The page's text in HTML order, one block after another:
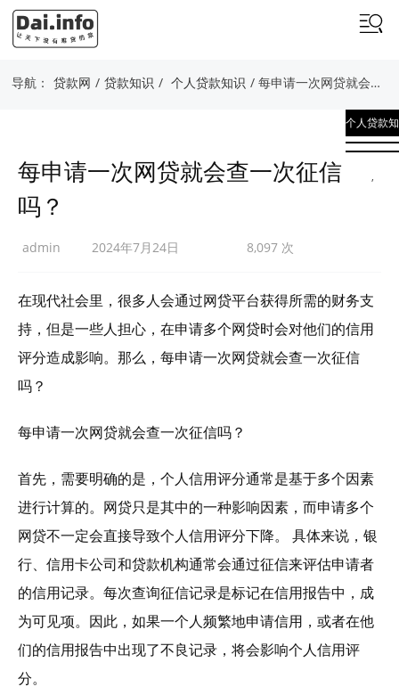
导航： 贷款网 / 贷款知识 / 个人贷款知识 / 每申请一次网贷就会查一次征信吗？
个人贷款知
识
,
每申请一次网贷就会查一次征信
吗？
admin 2024年7月24日 8,097 次
在现代社会里，很多人会通过网贷平台获得所需的财务支
持，但是一些人担心，在申请多个网贷时会对他们的信用
评分造成影响。那么，每申请一次网贷就会查一次征信
吗？
每申请一次网贷就会查一次征信吗？
首先，需要明确的是，个人信用评分通常是基于多个因素
进行计算的。网贷只是其中的一种影响因素，而申请多个
网贷不一定会直接导致个人信用评分下降。 具体来说，银
行、信用卡公司和贷款机构通常会通过征信来评估申请者
的信用记录。每次查询征信记录是标记在信用报告中，成
为可见项。因此，如果一个人频繁地申请信用，或者在他
们的信用报告中出现了不良记录，将会影响个人信用评
分。